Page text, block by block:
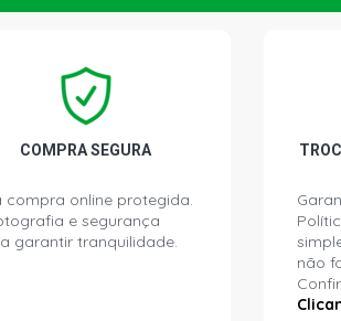
COMPRA SEGURA
compra online protegida.
e segurança
garantir tranquilidade.
não